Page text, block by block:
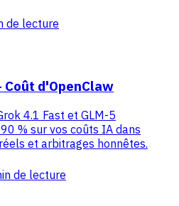
de lecture
d'OpenClaw
4.1 Fast et GLM-5
% sur vos coûts IA dans
et arbitrages honnêtes.
de lecture